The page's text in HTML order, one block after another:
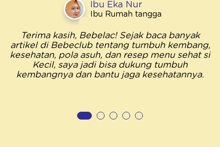
Ibu Eka Nur
Ibu Rumah tangga
Terima kasih, Bebelac! Sejak baca banyak
artikel di Bebeclub tentang tumbuh kembang,
kesehatan, pola asuh, dan resep menu sehat si
Kecil, saya jadi bisa dukung tumbuh
kembangnya dan bantu jaga kesehatannya.